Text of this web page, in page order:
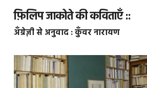
फ़िलिप जाकोते की कविताएँ ::
अँग्रेज़ी से अनुवाद : कुँवर नारायण